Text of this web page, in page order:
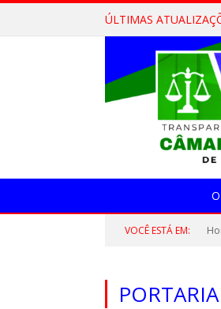
ÚLTIMAS
VOCÊ ESTÁ EM: